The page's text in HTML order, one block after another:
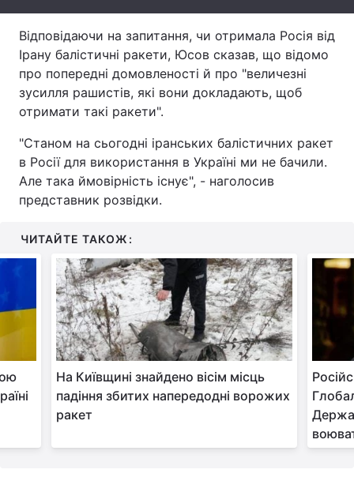
Контакти
Послуги
Відповідаючи на запитання, чи отримала Росія від
Ірану балістичні ракети, Юсов сказав, що відомо
про попередні домовленості й про "величезні
зусилля рашистів, які вони докладають, щоб
отримати такі ракети".
"Станом на сьогодні іранських балістичних ракет
в Росії для використання в Україні ми не бачили.
Але така ймовірність існує", - наголосив
представник розвідки.
ЧИТАЙТЕ ТАКОЖ:
На Київщині знайдено вісім місць
падіння збитих напередодні ворожих
ракет